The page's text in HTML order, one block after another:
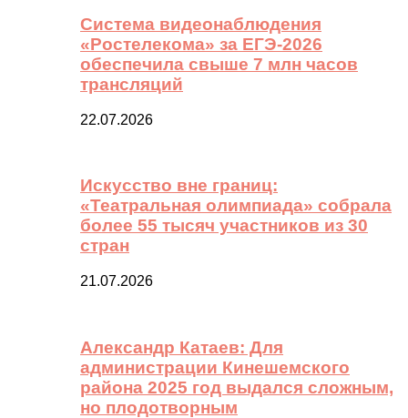
Система видеонаблюдения
«Ростелекома» за ЕГЭ-2026
обеспечила свыше 7 млн часов
трансляций
22.07.2026
Искусство вне границ:
«Театральная олимпиада» собрала
более 55 тысяч участников из 30
стран
21.07.2026
Александр Катаев: Для
администрации Кинешемского
района 2025 год выдался сложным,
но плодотворным